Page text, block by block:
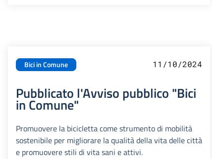
Bici in Comune 11/10/2024
Pubblicato l'Avviso pubblico "Bici
in Comune"
Promuovere la bicicletta come strumento di mobilità
sostenibile per migliorare la qualità della vita delle città
e promuovere stili di vita sani e attivi.